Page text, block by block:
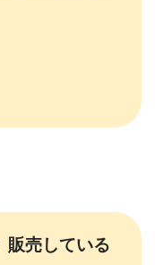
販売している